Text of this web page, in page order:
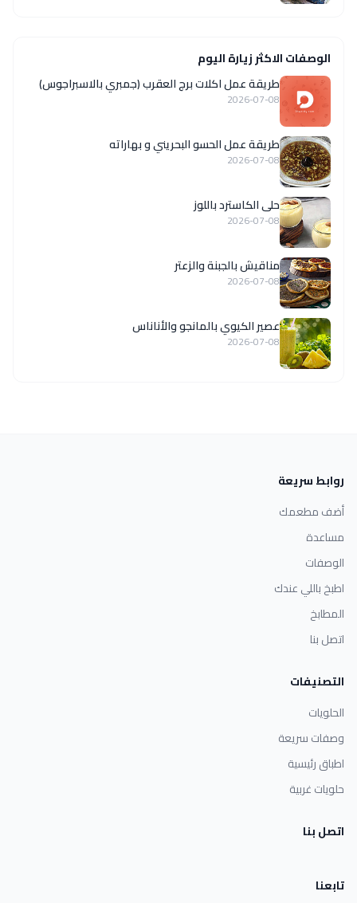
الوصفات الاكثر زيارة اليوم
طريقة عمل اكلات برج العقرب (جمبري بالاسبراجوس)
2026-07-08
طريقة عمل الحسو البحريني و بهاراته
2026-07-08
حلى الكاسترد باللوز
2026-07-08
مناقيش بالجبنة والزعتر
2026-07-08
عصير الكيوي بالمانجو والأناناس
2026-07-08
روابط سريعة
أضف مطعمك
مساعدة
الوصفات
اطبخ باللي عندك
المطابخ
اتصل بنا
التصنيفات
الحلويات
وصفات سريعة
اطباق رئيسية
حلويات غربية
اتصل بنا
تابعنا